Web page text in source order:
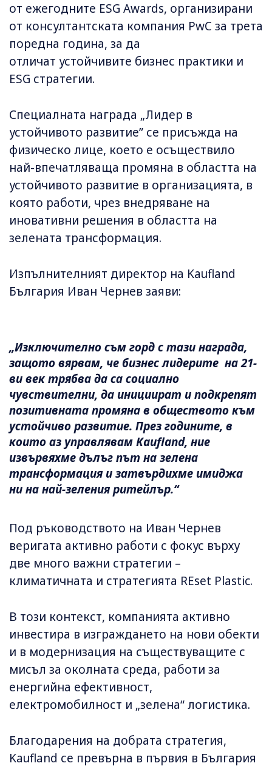
от ежегодните ESG Awards, организирани
от консултантската компания PwC за трета
поредна година, за да
отличат устойчивите бизнес практики и
ESG стратегии.
Специалната награда „Лидер в
устойчивото развитие” се присъжда на
физическо лице, което е осъществило
най-впечатляваща промяна в областта на
устойчивото развитие в организацията, в
която работи, чрез внедряване на
иновативни решения в областта на
зелената трансформация.
Изпълнителният директор на Kaufland
България Иван Чернев заяви:
„Изключително съм горд с тази награда,
защото вярвам, че бизнес лидерите на 21-
ви век трябва да са социално
чувствителни, да инициират и подкрепят
позитивната промяна в обществото към
устойчиво развитие. През годините, в
които аз управлявам Kaufland, ние
извървяхме дълъг път на зелена
трансформация и затвърдихме имиджа
ни на най-зеления ритейлър.“
Под ръководството на Иван Чернев
веригата активно работи с фокус върху
две много важни стратегии –
климатичната и стратегията REset Plastic.
В този контекст, компанията активно
инвестира в изграждането на нови обекти
и в модернизация на съществуващите с
мисъл за околната среда, работи за
енергийна ефективност,
електромобилност и „зелена“ логистика.
Благодарения на добрата стратегия,
Kaufland се превърна в първия в България